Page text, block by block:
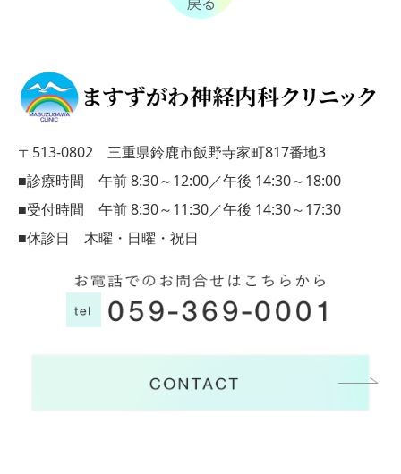
〒513-0802 三重県鈴鹿市飯野寺家町817番地3
■診療時間 午前 8:30～12:00／午後 14:30～18:00
■受付時間 午前 8:30～11:30／午後 14:30～17:30
■休診日 木曜・日曜・祝日